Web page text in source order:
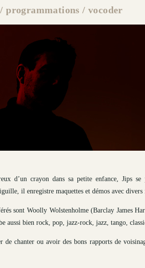
programmations / vocoder
d’un crayon dans sa petite enfance, Jips
il enregistre maquettes et démos avec
sont Woolly Wolstenholme (Barclay James
aussi bien rock, pop, jazz-rock, jazz, tango,
de chanter ou avoir des bons rapports de